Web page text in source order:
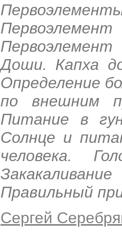
Доши. Капха
Определение
по внешним
Питание в
Солнце и
человека.
Правильный
Сергей